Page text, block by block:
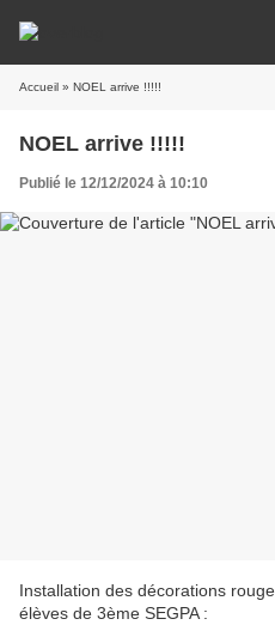
Accueil » NOEL arrive !!!!!
NOEL arrive !!!!!
Publié le 12/12/2024 à 10:10
Installation des décorations
élèves de 3ème SEGPA :